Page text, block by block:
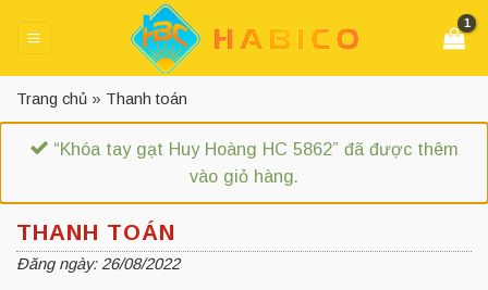
Trang chủ » Thanh toán
“Khóa tay gạt Huy Hoàng HC 5862” đã được thêm
vào giỏ hàng.
THANH TOÁN
Đăng ngày: 26/08/2022